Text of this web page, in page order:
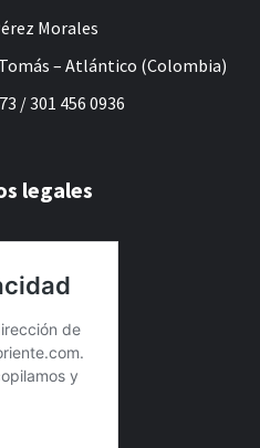
Morales
– Atlántico (Colombia)
/ 301 456 0936
legales